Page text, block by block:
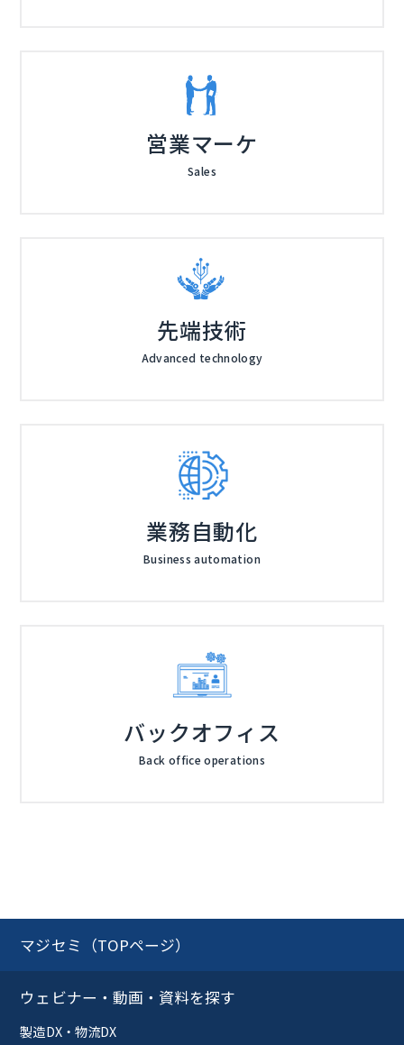
営業マーケ
Sales
先端技術
Advanced technology
業務自動化
Business automation
バックオフィス
Back office operations
マジセミ（TOPページ）
ウェビナー・動画・資料を探す
製造DX・物流DX